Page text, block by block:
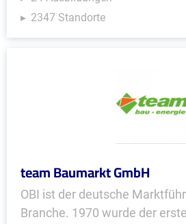
2347 Standorte
team Baumarkt GmbH
OBI ist der deutsche
Branche. 1970 wurde der